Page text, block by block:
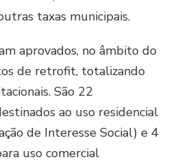
taxas municipais.
aprovados, no âmbito do
de retrofit, totalizando
São 22
ao uso residencial
de Interesse Social) e 4
uso comercial